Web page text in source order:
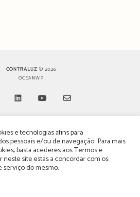
CONTRALUZ © 2026
OCEANWP
in
a
new
tab
in
a
new
in
a
new
& POLÍTICA DE PRIVACIDADE
ESTATUTO EDITORIAL
DE PUBLICIDADE E ANÚNCIOS
e tecnologias afins para
pessoais e/ou de navegação. Para mais
basta acederes aosTermos e
neste site estás a concordar com os
do mesmo.